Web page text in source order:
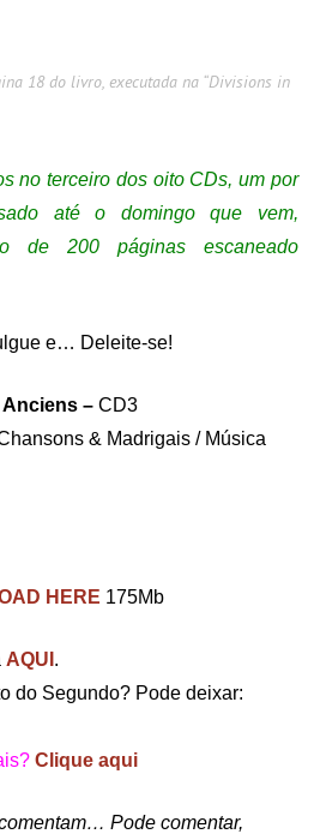
18 do livro, executada na “Divisions in
no terceiro dos oito CDs, um por
até o domingo que vem,
de 200 páginas escaneado
e… Deleite-se!
Anciens –CD3
& Madrigais / Música
HERE 175Mb
AQUI .
do Segundo? Pode deixar:
Clique aqui
Pode comentar,